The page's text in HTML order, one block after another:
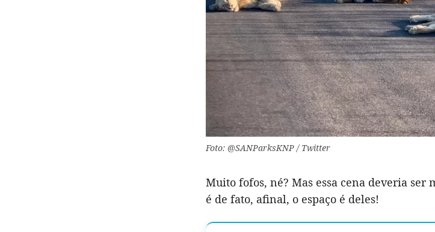
Foto: @SANParksKNP / Twitter
Muito fofos, né? Mas essa cena deveria
é de fato, afinal, o espaço é deles!